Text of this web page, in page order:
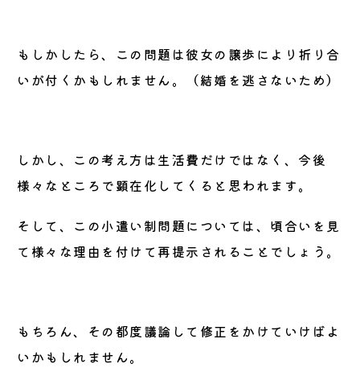
もしかしたら、この問題は彼女の譲歩により折り合
いが付くかもしれません。（結婚を逃さないため）
しかし、この考え方は生活費だけではなく、今後
様々なところで顕在化してくると思われます。
そして、この小遣い制問題については、頃合いを見
て様々な理由を付けて再提示されることでしょう。
もちろん、その都度議論して修正をかけていけばよ
いかもしれません。